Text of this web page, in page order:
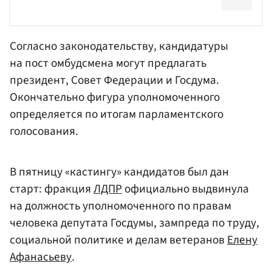
Согласно законодательству, кандидатуры
на пост омбудсмена могут предлагать
президент, Совет Федерации и Госдума.
Окончательно фигура уполномоченного
определяется по итогам парламентского
голосования.
В пятницу «кастингу» кандидатов был дан
старт: фракцияЛДПРофициально выдвинула
на должность уполномоченного по правам
человека депутата Госдумы, зампреда по труду,
социальной политике и делам ветерановЕлену
Афанасьеву.